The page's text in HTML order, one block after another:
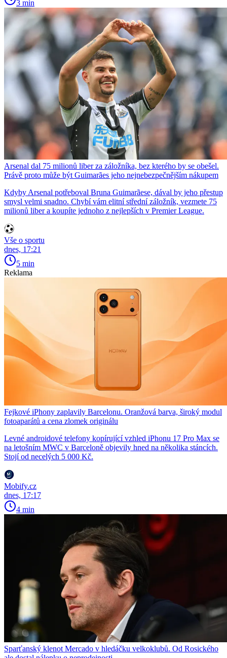
3 min
Arsenal dal 75 milionů liber za záložníka, bez kterého by se obešel.
Právě proto může být Guimarães jeho nejnebezpečnějším nákupem
Kdyby Arsenal potřeboval Bruna Guimarãese, dával by jeho přestup
smysl velmi snadno. Chybí vám elitní střední záložník, vezmete 75
milionů liber a koupíte jednoho z nejlepších v Premier League.
Vše o sportu
dnes, 17:21
5 min
Reklama
Fejkové iPhony zaplavily Barcelonu. Oranžová barva, široký modul
fotoaparátů a cena zlomek originálu
Levné androidové telefony kopírující vzhled iPhonu 17 Pro Max se
na letošním MWC v Barceloně objevily hned na několika stáncích.
Stojí od necelých 5 000 Kč.
Mobify.cz
dnes, 17:17
4 min
Sparťanský klenot Mercado v hledáčku velkoklubů. Od Rosického